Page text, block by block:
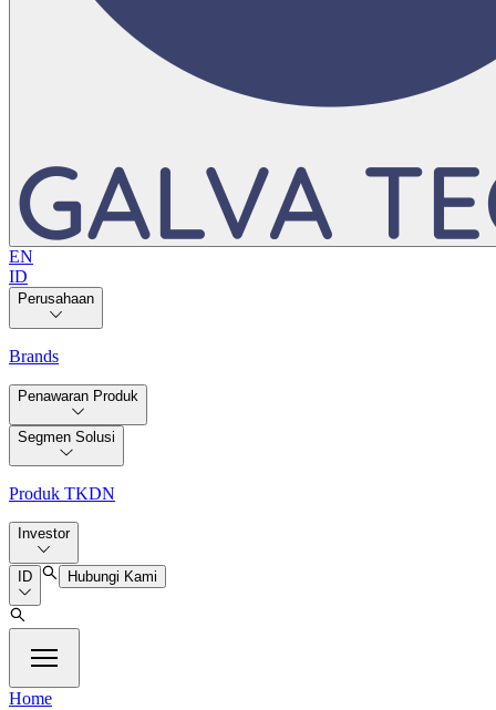
EN
ID
Perusahaan
Brands
Penawaran Produk
Segmen Solusi
Produk TKDN
Investor
ID Hubungi Kami
Home